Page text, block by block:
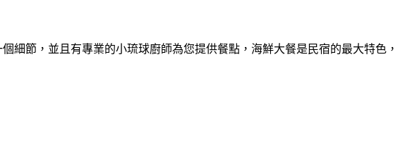
節，並且有專業的小琉球廚師為您提供餐點，海鮮大餐是民宿的最大特色，